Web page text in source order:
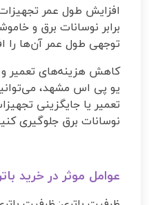
افزایش طول عمر
برابر نوسانات برق و
توجهی طول عمر آن‌ها را
کاهش هزینه‌های تعمیر و
یو پی اس مشهد،
تعمیر یا جایگزینی
نوسانات برق جلوگیری
عوامل موثر در خرید